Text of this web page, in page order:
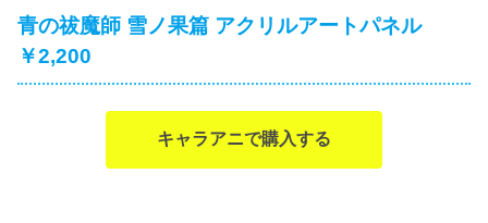
青の祓魔師 雪ノ果篇 アクリルアートパネル
￥2,200
キャラアニで購入する